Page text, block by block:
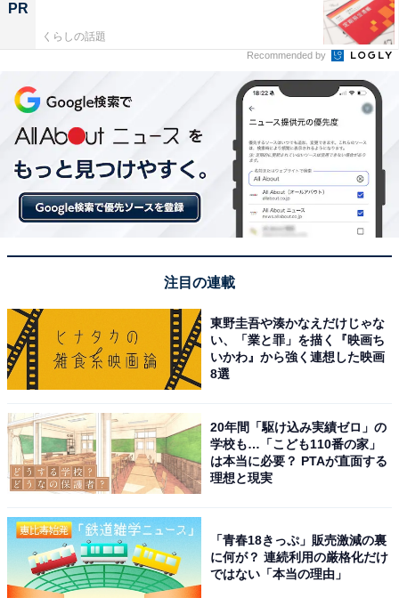
PR
くらしの話題
Recommended by
注目の連載
東野圭吾や湊かなえだけじゃな
い、「業と罪」を描く『映画ち
いかわ』から強く連想した映画
8選
20年間「駆け込み実績ゼロ」の
学校も…「こども110番の家」
は本当に必要？ PTAが直面する
理想と現実
「青春18きっぷ」販売激減の裏
に何が？ 連続利用の厳格化だけ
ではない「本当の理由」